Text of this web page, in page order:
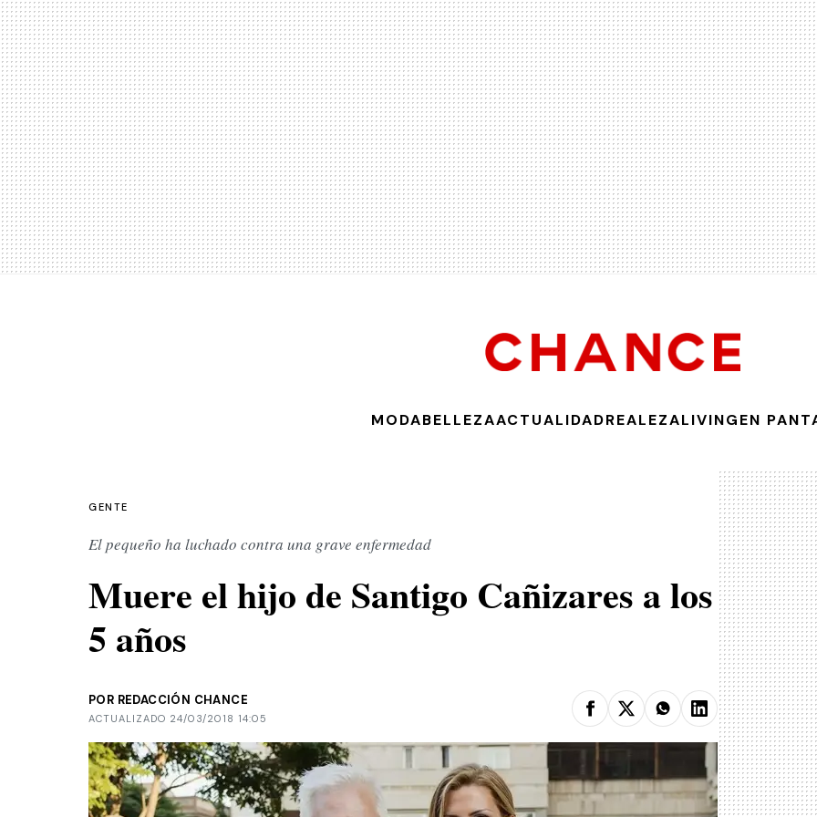
MODABELLEZAACTUALIDADREALEZALIVINGEN
GENTE
El pequeño ha luchado contra una grave enfermedad
Muere el hijo de Santigo Cañizares a los
5 años
POR REDACCIÓN CHANCE
ACTUALIZADO 24/03/2018 14:05